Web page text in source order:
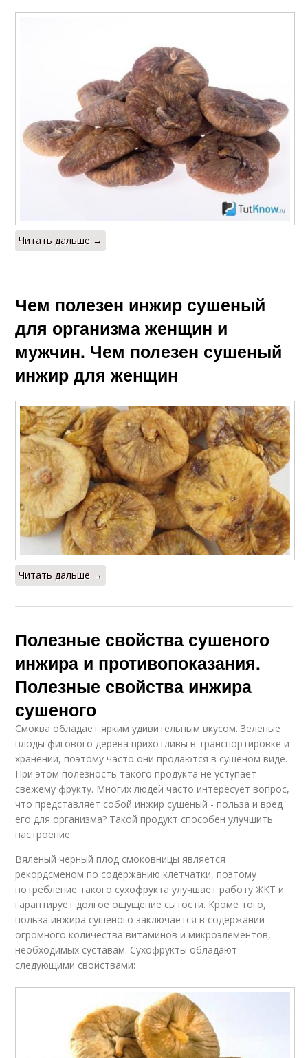
Читать дальше →
Чем полезен инжир сушеный
для организма женщин и
мужчин. Чем полезен сушеный
инжир для женщин
Читать дальше →
Полезные свойства сушеного
инжира и противопоказания.
Полезные свойства инжира
сушеного
Смоква обладает ярким удивительным вкусом. Зеленые
плоды фигового дерева прихотливы в транспортировке и
хранении, поэтому часто они продаются в сушеном виде.
При этом полезность такого продукта не уступает
свежему фрукту. Многих людей часто интересует вопрос,
что представляет собой инжир сушеный - польза и вред
его для организма? Такой продукт способен улучшить
настроение.
Вяленый черный плод смоковницы является
рекордсменом по содержанию клетчатки, поэтому
потребление такого сухофрукта улучшает работу ЖКТ и
гарантирует долгое ощущение сытости. Кроме того,
польза инжира сушеного заключается в содержании
огромного количества витаминов и микроэлементов,
необходимых суставам. Сухофрукты обладают
следующими свойствами: